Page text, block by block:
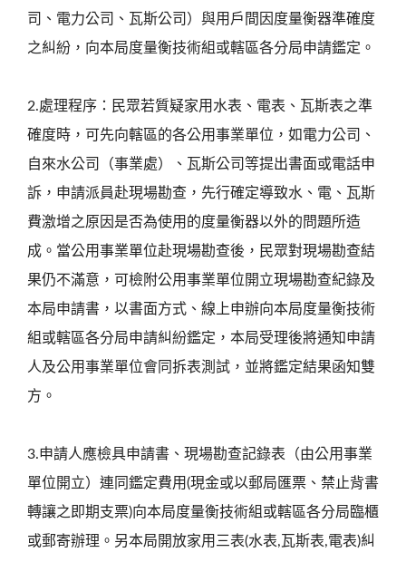
司、電力公司、瓦斯公司）與用戶間因度量衡器準確度
之糾紛，向本局度量衡技術組或轄區各分局申請鑑定。
2.處理程序：民眾若質疑家用水表、電表、瓦斯表之準
確度時，可先向轄區的各公用事業單位，如電力公司、
自來水公司（事業處）、瓦斯公司等提出書面或電話申
訴，申請派員赴現場勘查，先行確定導致水、電、瓦斯
費激增之原因是否為使用的度量衡器以外的問題所造
成。當公用事業單位赴現場勘查後，民眾對現場勘查結
果仍不滿意，可檢附公用事業單位開立現場勘查紀錄及
本局申請書，以書面方式、線上申辦向本局度量衡技術
組或轄區各分局申請糾紛鑑定，本局受理後將通知申請
人及公用事業單位會同拆表測試，並將鑑定結果函知雙
方。
3.申請人應檢具申請書、現場勘查記錄表（由公用事業
單位開立）連同鑑定費用(現金或以郵局匯票、禁止背書
轉讓之即期支票)向本局度量衡技術組或轄區各分局臨櫃
或郵寄辦理。另本局開放家用三表(水表,瓦斯表,電表)糾